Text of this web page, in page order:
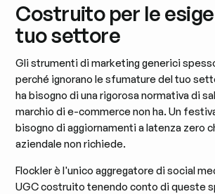
Costruito per le
tuo settore
Gli strumenti di marketing generici
perché ignorano le sfumature del tuo
ha bisogno di una rigorosa normativa di
marchio di e-commerce non ha. Un
bisogno di aggiornamenti a latenza zero
aziendale non richiede.
Flockler è l'unico aggregatore di social
UGC costruito tenendo conto di queste